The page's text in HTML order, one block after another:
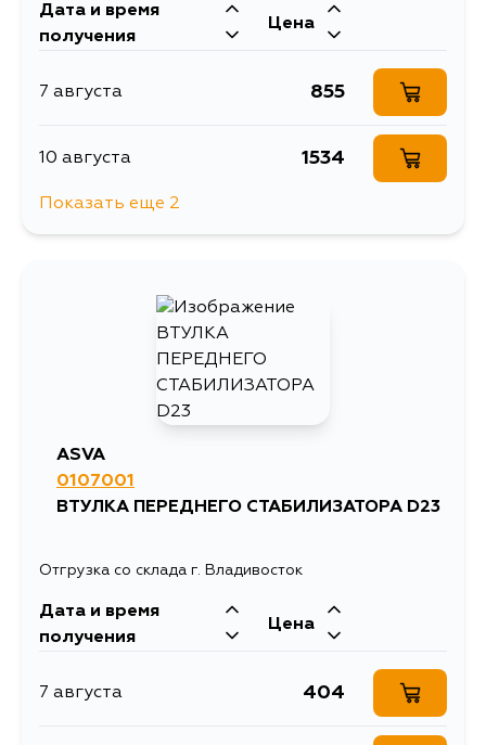
Дата и время
получения
Цена
7 августа 855
10 августа 1534
Показать еще 2
ASVA
0107001
ВТУЛКА ПЕРЕДНЕГО СТАБИЛИЗАТОРА D23
Отгрузка со склада г. Владивосток
Дата и время
получения
Цена
7 августа 404